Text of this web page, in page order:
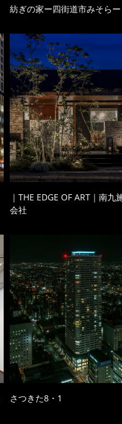
紡ぎの家ー四街道市みそらー
｜THE EDGE OF ART｜南九
会社
さつきた8・1